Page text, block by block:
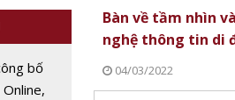
bố
Bàn về tầm nhìn
nghệ thông tin di
04/03/2022